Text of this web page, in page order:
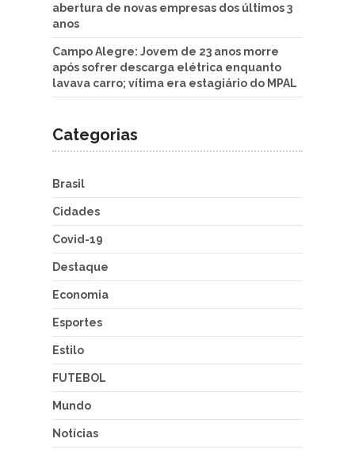
abertura de novas empresas dos últimos 3
anos
Campo Alegre: Jovem de 23 anos morre
após sofrer descarga elétrica enquanto
lavava carro; vítima era estagiário do MPAL
Categorias
Brasil
Cidades
Covid-19
Destaque
Economia
Esportes
Estilo
FUTEBOL
Mundo
Notícias